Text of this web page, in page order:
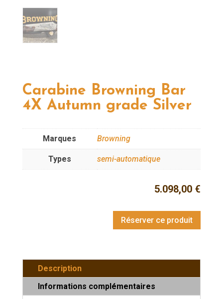
Carabine Browning Bar
4X Autumn grade Silver
Marques Browning
Types semi-automatique
5.098,00 €
Réserver ce produit
Description
Informations complémentaires